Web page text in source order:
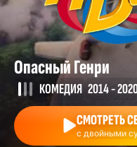
Опасный Генри
КОМЕДИЯ 2014 -
СМОТРЕТЬ
с двойными